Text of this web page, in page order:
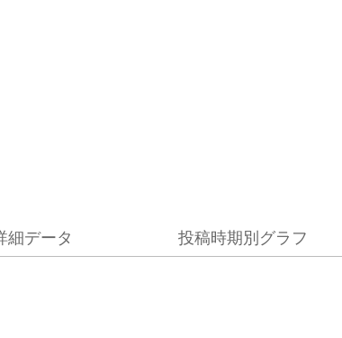
細データ 投稿時期別グラフ